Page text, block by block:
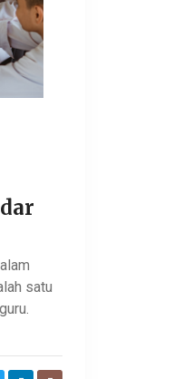
satu